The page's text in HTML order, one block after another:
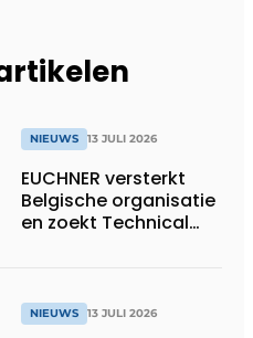
NIEUWS 13 JULI 2026
EUCHNER versterkt
Belgische organisatie
en zoekt Technical
NIEUWS 13 JULI 2026